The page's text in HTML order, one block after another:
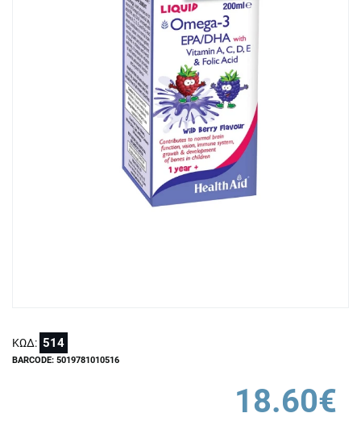
ΚΩΔ: 514
BARCODE: 5019781010516
18.60€